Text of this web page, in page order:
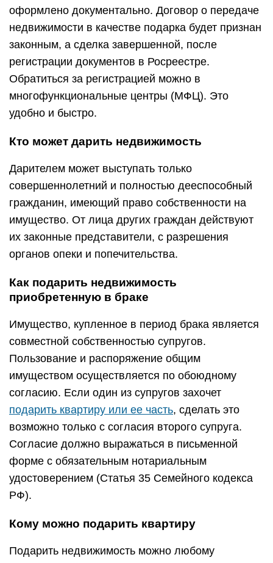
оформлено документально. Договор о передаче
недвижимости в качестве подарка будет признан
законным, а сделка завершенной, после
регистрации документов в Росреестре.
Обратиться за регистрацией можно в
многофункциональные центры (МФЦ). Это
удобно и быстро.
Кто может дарить недвижимость
Дарителем может выступать только
совершеннолетний и полностью дееспособный
гражданин, имеющий право собственности на
имущество. От лица других граждан действуют
их законные представители, с разрешения
органов опеки и попечительства.
Как подарить недвижимость
приобретенную в браке
Имущество, купленное в период брака является
совместной собственностью супругов.
Пользование и распоряжение общим
имуществом осуществляется по обоюдному
согласию. Если один из супругов захочет
подарить квартиру или ее часть, сделать это
возможно только с согласия второго супруга.
Согласие должно выражаться в письменной
форме с обязательным нотариальным
удостоверением (Статья 35 Семейного кодекса
РФ).
Кому можно подарить квартиру
Подарить недвижимость можно любому